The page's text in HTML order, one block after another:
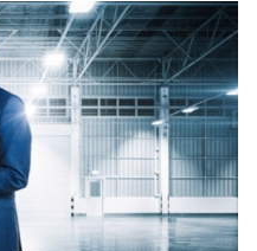
og fagbrev. – 2 av 3
oppgir samtidig at
og bruke KI,
Linn Alicia Slora